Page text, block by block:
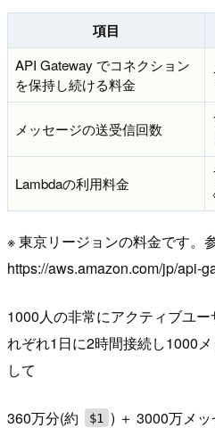
項目
API Gateway でコネクション
を保持し続ける料金
メッセージの送受信回数
Lambdaの利用料金
※ 東京リージョンの料金です。
https://aws.amazon.com/jp/api-
1000人の非常にアクティブユ
れぞれ1日に2時間接続し1000
して
360万分(約 $1 ) ＋ 3000万メ